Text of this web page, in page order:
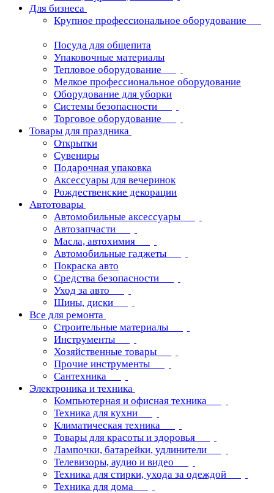
Для бизнеса
Крупное профессиональное оборудование
Посуда для общепита
Упаковочные материалы
Тепловое оборудование
Мелкое профессиональное оборудование
Оборудование для уборки
Системы безопасности
Торговое оборудование
Товары для праздника
Открытки
Сувениры
Подарочная упаковка
Аксессуары для вечеринок
Рождественские декорации
Автотовары
Автомобильные аксессуары
Автозапчасти
Масла, автохимия
Автомобильные гаджеты
Покраска авто
Средства безопасности
Уход за авто
Шины, диски
Все для ремонта
Строительные материалы
Инструменты
Хозяйственные товары
Прочие инструменты
Сантехника
Электроника и техника
Компьютерная и офисная техника
Техника для кухни
Климатическая техника
Товары для красоты и здоровья
Лампочки, батарейки, удлинители
Телевизоры, аудио и видео
Техника для стирки, ухода за одеждой
Техника для дома